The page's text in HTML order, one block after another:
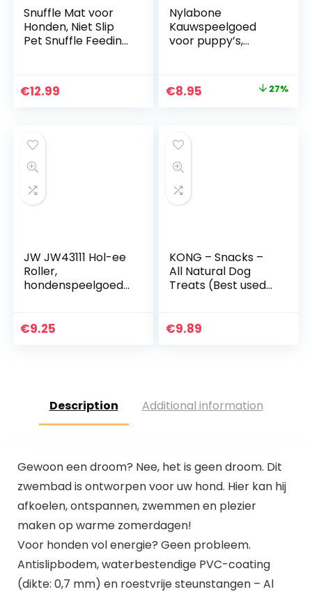
Snuffle Mat voor
Honden, Niet Slip
Pet Snuffle Feeding
Huisdier Speelgoed
voor Honden
Grote Honden Geel
(48x48cm)
€12.99
Nylabone
Kauwspeelgoed
voor puppy’s,
hond kauwen
Original
€12.32.
€8.95 27%
JW JW43111 Hol-ee
Roller,
hondenspeelgoed
€9.25
KONG – Snacks –
All Natural Dog
Treats (Best used
Biscuits – For Large
€9.89
Description Additional information
Gewoon een droom? Nee, het is geen droom. Dit
zwembad is ontworpen voor uw hond. Hier kan hij
afkoelen, ontspannen, zwemmen en plezier
maken op warme zomerdagen!
Voor honden vol energie? Geen probleem.
Antislipbodem, waterbestendige PVC-coating
(dikte: 0,7 mm) en roestvrije steunstangen – Al